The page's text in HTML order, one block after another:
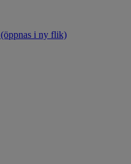
(öppnas i ny flik)